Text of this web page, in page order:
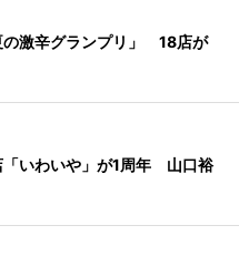
の激辛グランプリ」 18店が
「いわいや」が1周年 山口裕